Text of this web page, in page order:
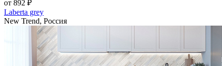
от 892 ₽
Laberta grey
New Trend, Россия